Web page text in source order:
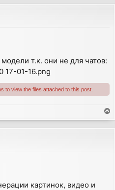
p
т.к. они не для чатов:
17-01-16.png
to view the files attached to this post.
o
p
картинок, видео и